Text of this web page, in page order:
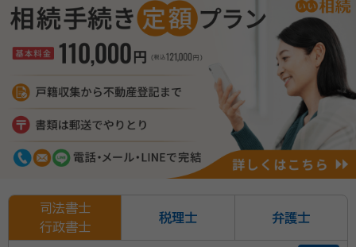
司法書士
行政書士
税理士 弁護士